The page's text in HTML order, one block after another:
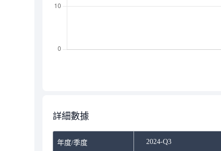
詳細數據
年度/季度
2024-Q2 2024-Q3